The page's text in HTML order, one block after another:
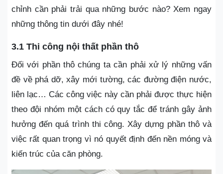
chỉnh cần phải trải qua những bước nào? Xem ngay
những thông tin dưới đây nhé!
3.1 Thi công nội thất phần thô
Đối với phần thô chúng ta cần phải xử lý những vấn
đề về phá dỡ, xây mới tường, các đường điện nước,
liên lạc… Các công việc này cần phải được thực hiện
theo đội nhóm một cách có quy tắc để tránh gây ảnh
hưởng đến quá trình thi công. Xây dựng phần thô và
việc rất quan trọng vì nó quyết định đến nền móng và
kiến trúc của căn phòng.